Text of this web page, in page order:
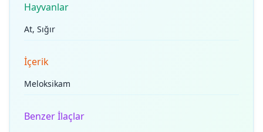
Hayvanlar
At, Sığır
İçerik
Meloksikam
Benzer İlaçlar